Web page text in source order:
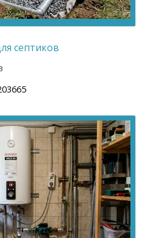
септиков